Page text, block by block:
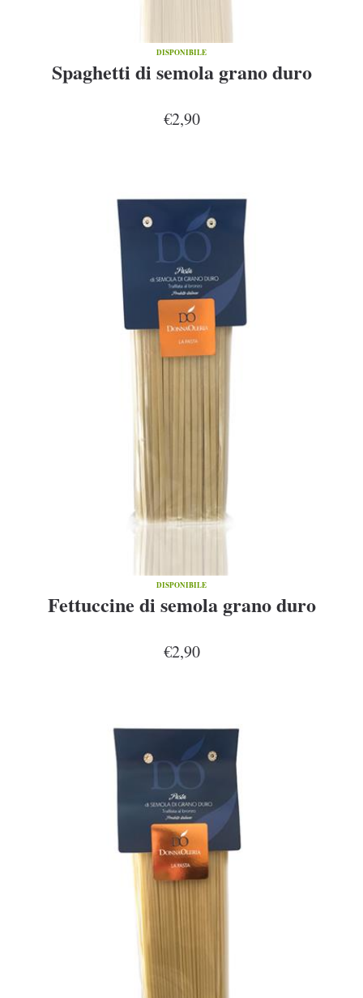
DISPONIBILE
Spaghetti di semola grano duro
€2,90
DISPONIBILE
Fettuccine di semola grano duro
€2,90